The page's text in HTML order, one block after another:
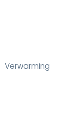
Verwarming